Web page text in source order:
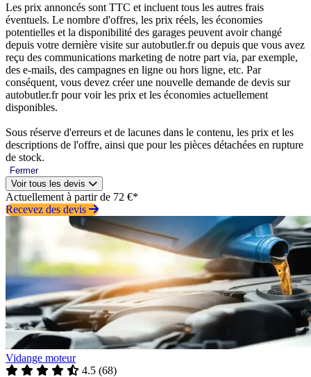
Les prix annoncés sont TTC et incluent tous les autres frais
éventuels. Le nombre d'offres, les prix réels, les économies
potentielles et la disponibilité des garages peuvent avoir changé
depuis votre dernière visite sur autobutler.fr ou depuis que vous avez
reçu des communications marketing de notre part via, par exemple,
des e-mails, des campagnes en ligne ou hors ligne, etc. Par
conséquent, vous devez créer une nouvelle demande de devis sur
autobutler.fr pour voir les prix et les économies actuellement
disponibles.
Sous réserve d'erreurs et de lacunes dans le contenu, les prix et les
descriptions de l'offre, ainsi que pour les pièces détachées en rupture
de stock.
Fermer
Voir tous les devis
Actuellement à partir de 72 €*
Recevez des devis
Vidange moteur
4.5 (68)